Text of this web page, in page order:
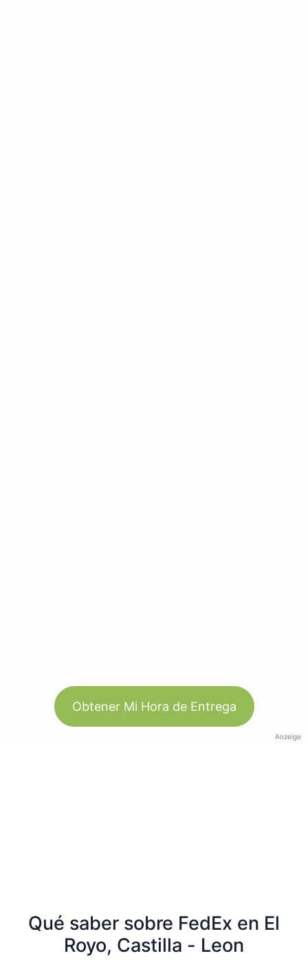
Obtener Mi Hora de Entrega
Anzeige
Qué saber sobre FedEx en El
Royo, Castilla - Leon